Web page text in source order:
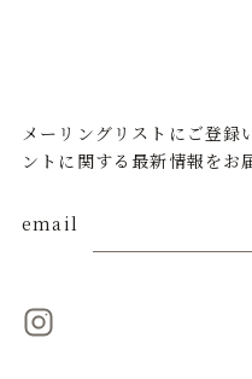
メーリングリストにご登録
ントに関する最新情報をお
email